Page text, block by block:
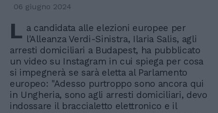
06 giugno 2024
L a candidata alle elezioni europee per
l'Alleanza Verdi-Sinistra, Ilaria Salis, agli
arresti domiciliari a Budapest, ha pubblicato
un video su Instagram in cui spiega per cosa
si impegnerà se sarà eletta al Parlamento
europeo: "Adesso purtroppo sono ancora qui
in Ungheria, sono agli arresti domiciliari, devo
indossare il braccialetto elettronico e il